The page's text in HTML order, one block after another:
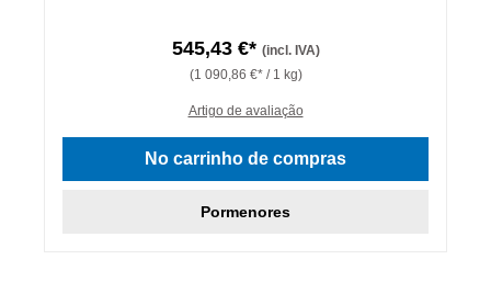
545,43 €* (incl. IVA)
(1 090,86 €* / 1 kg)
Artigo de avaliação
No carrinho de compras
Pormenores